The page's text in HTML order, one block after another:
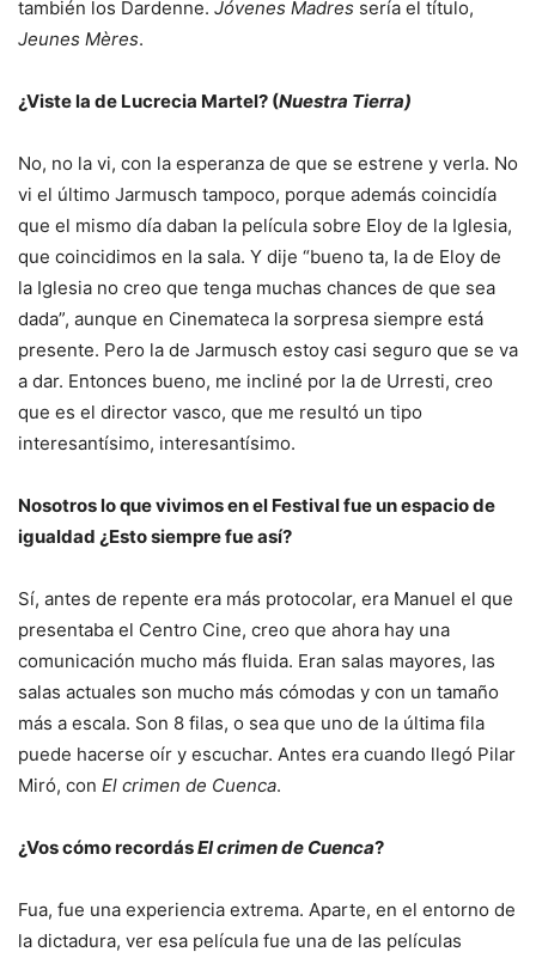
también los Dardenne. Jóvenes Madres sería el título,
Jeunes Mères.
¿Viste la de Lucrecia Martel? (Nuestra Tierra)
No, no la vi, con la esperanza de que se estrene y verla. No
vi el último Jarmusch tampoco, porque además coincidía
que el mismo día daban la película sobre Eloy de la Iglesia,
que coincidimos en la sala. Y dije “bueno ta, la de Eloy de
la Iglesia no creo que tenga muchas chances de que sea
dada”, aunque en Cinemateca la sorpresa siempre está
presente. Pero la de Jarmusch estoy casi seguro que se va
a dar. Entonces bueno, me incliné por la de Urresti, creo
que es el director vasco, que me resultó un tipo
interesantísimo, interesantísimo.
Nosotros lo que vivimos en el Festival fue un espacio de
igualdad ¿Esto siempre fue así?
Sí, antes de repente era más protocolar, era Manuel el que
presentaba el Centro Cine, creo que ahora hay una
comunicación mucho más fluida. Eran salas mayores, las
salas actuales son mucho más cómodas y con un tamaño
más a escala. Son 8 filas, o sea que uno de la última fila
puede hacerse oír y escuchar. Antes era cuando llegó Pilar
Miró, con El crimen de Cuenca.
¿Vos cómo recordásEl crimen de Cuenca?
Fua, fue una experiencia extrema. Aparte, en el entorno de
la dictadura, ver esa película fue una de las películas